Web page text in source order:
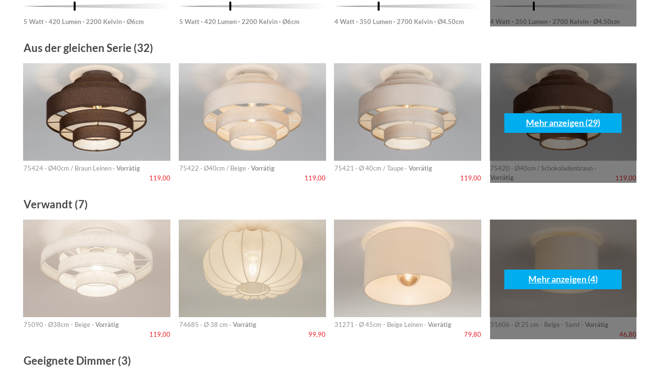
5 Watt · 420 Lumen · 2200 Kelvin · Ø6cm 5 Watt · 420 Lumen · 2200 Kelvin · Ø6cm 4 Watt · 350 Lumen · 2700 Kelvin · Ø4.50cm 4 Watt · 350 Lumen · 2700 Kelvin · Ø4.50cm
Aus der gleichen Serie (32)
75424 · Ø40cm / Braun Leinen · Vorrätig
119,00
75422 · Ø40cm / Beige · Vorrätig
119,00
75421 · Ø 40cm / Taupe · Vorrätig
119,00
75420 · Ø40cm / Schokoladenbraun ·
Vorrätig
119,00
Mehr anzeigen (29)
Verwandt (7)
75090 · Ø38cm - Beige · Vorrätig
119,00
74685 · Ø 38 cm · Vorrätig
99,90
31271 · Ø 45cm - Beige Leinen · Vorrätig
79,80
31606 · Ø 25 cm - Beige - Samt · Vorrätig
46,80
Mehr anzeigen (4)
Geeignete Dimmer (3)